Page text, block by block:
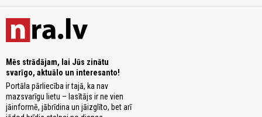
Mēs strādājam, lai Jūs zinātu
svarīgo, aktuālo un interesanto!
Portāla pārliecība ir tajā, ka nav
mazsvarīgu lietu – lasītājs ir ne vien
jāinformē, jābrīdina un jāizglīto, bet arī